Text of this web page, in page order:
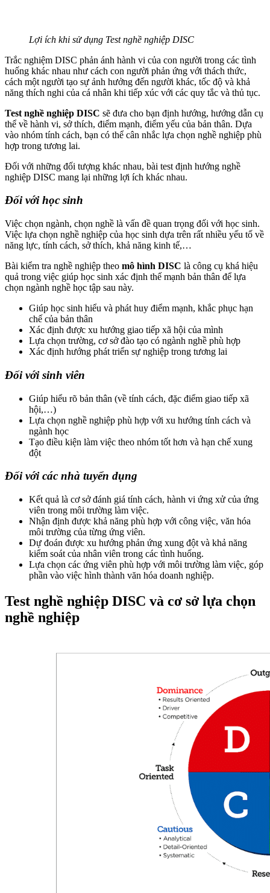
Lợi ích khi sử dụng Test nghề nghiệp DISC
Trắc nghiệm DISC phản ánh hành vi của con người trong các tình
huống khác nhau như cách con người phản ứng với thách thức,
cách một người tạo sự ảnh hưởng đến người khác, tốc độ và khả
năng thích nghi của cá nhân khi tiếp xúc với các quy tắc và thủ tục.
Test nghề nghiệp DISC sẽ đưa cho bạn định hướng, hướng dẫn cụ
thể về hành vi, sở thích, điểm mạnh, điểm yếu của bản thân. Dựa
vào nhóm tính cách, bạn có thể cân nhắc lựa chọn nghề nghiệp phù
hợp trong tương lai.
Đối với những đối tượng khác nhau, bài test định hướng nghề
nghiệp DISC mang lại những lợi ích khác nhau.
Đối với học sinh
Việc chọn ngành, chọn nghề là vấn đề quan trọng đối với học sinh.
Việc lựa chọn nghề nghiệp của học sinh dựa trên rất nhiều yếu tố về
năng lực, tính cách, sở thích, khả năng kinh tế,…
Bài kiểm tra nghề nghiệp theo mô hình DISC là công cụ khá hiệu
quả trong việc giúp học sinh xác định thế mạnh bản thân để lựa
chọn ngành nghề học tập sau này.
Giúp học sinh hiểu và phát huy điểm mạnh, khắc phục hạn
chế của bản thân
Xác định được xu hướng giao tiếp xã hội của mình
Lựa chọn trường, cơ sở đào tạo có ngành nghề phù hợp
Xác định hướng phát triển sự nghiệp trong tương lai
Đối với sinh viên
Giúp hiểu rõ bản thân (về tính cách, đặc điểm giao tiếp xã
hội,…)
Lựa chọn nghề nghiệp phù hợp với xu hướng tính cách và
ngành học
Tạo điều kiện làm việc theo nhóm tốt hơn và hạn chế xung
đột
Đối với các nhà tuyển dụng
Kết quả là cơ sở đánh giá tính cách, hành vi ứng xử của ứng
viên trong môi trường làm việc.
Nhận định được khả năng phù hợp với công việc, văn hóa
môi trường của từng ứng viên.
Dự đoán được xu hướng phản ứng xung đột và khả năng
kiểm soát của nhân viên trong các tình huống.
Lựa chọn các ứng viên phù hợp với môi trường làm việc, góp
phần vào việc hình thành văn hóa doanh nghiệp.
Test nghề nghiệp DISC và cơ sở lựa chọn
nghề nghiệp